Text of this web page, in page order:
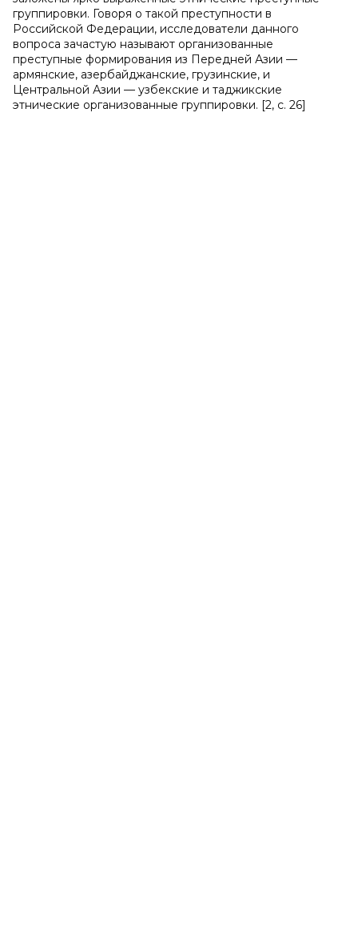
группировки. Говоря о такой преступности в
Российской Федерации, исследователи данного
вопроса зачастую называют организованные
преступные формирования из Передней Азии —
армянские, азербайджанские, грузинские, и
Центральной Азии — узбекские и таджикские
этнические организованные группировки. [2, с. 26]